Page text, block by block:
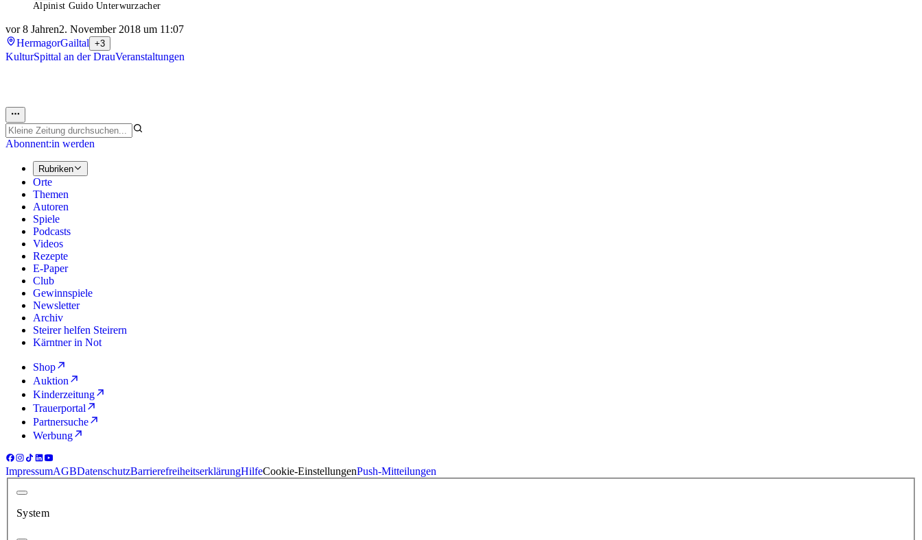
Alpinist Guido Unterwurzacher
vor 8 Jahren2. November 2018 um 11:07
HermagorGailtal +3
KulturSpittal an der DrauVeranstaltungen
Abonnent:in werden
Rubriken
Orte
Themen
Autoren
Spiele
Podcasts
Videos
Rezepte
E-Paper
Club
Gewinnspiele
Newsletter
Archiv
Steirer helfen Steirern
Kärntner in Not
Shop
Auktion
Kinderzeitung
Trauerportal
Partnersuche
Werbung
ImpressumAGBDatenschutzBarrierefreiheitserklärungHilfeCookie-EinstellungenPush-Mitteilungen
System